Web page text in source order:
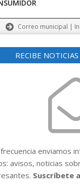
Correo municipal |
RECIBE
enviamos
avisos, noticias
Suscríbete